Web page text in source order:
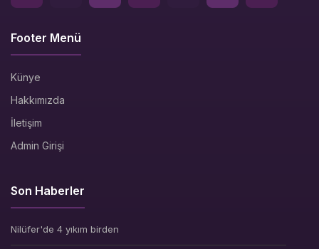
Footer Menü
Künye
Hakkımızda
İletişim
Admin Girişi
Son Haberler
Nilüfer'de 4 yıkım birden